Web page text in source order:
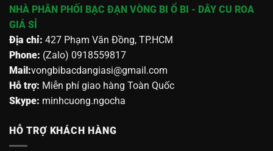
NHÀ PHÂN PHỐI BẠC ĐẠN VÒNG BI Ổ BI - DÂY CU ROA
GIÁ SỈ
Địa chỉ: 427 Phạm Văn Đồng, TP.HCM
Phone: (Zalo) 0918559817
Mail:vongbibacdangiasi@gmail.com
Hỗ trợ: Miễn phí giao hàng Toàn Quốc
Skype: minhcuong.ngocha
HỖ TRỢ KHÁCH HÀNG